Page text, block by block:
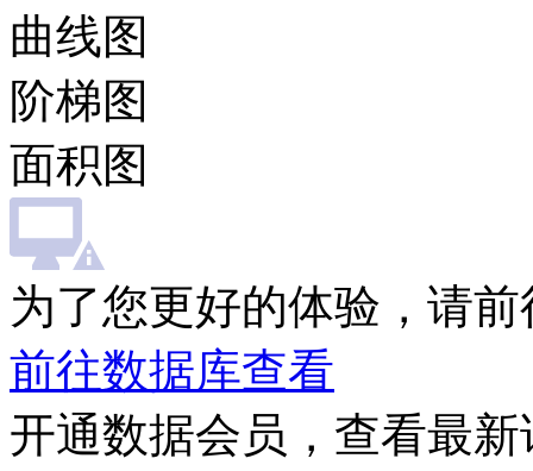
曲线图
阶梯图
面积图
为了您更好的体验，请
前往数据库查看
开通数据会员，查看最